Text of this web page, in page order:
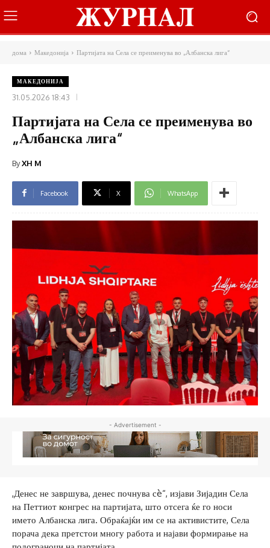
дома Македонија Партијата на Села се преименува во „Албанска лига“
МАКЕДОНИЈА
31.05.2026 18:43
Партијата на Села се преименува во
„Албанска лига“
ByXH M
Facebook X WhatsApp
- Advertisement -
,Денес не завршува, денес почнува сè“, изјави Зијадин Села
на Петтиот конгрес на партијата, што отсега ќе го носи
името Албанска лига. Обраќајќи им се на активистите, Села
порача дека претстои многу работа и најави формирање на